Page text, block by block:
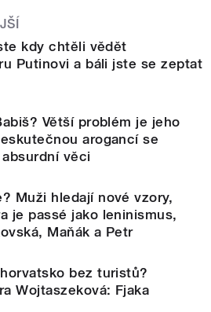
kdy chtěli vědět
Putinovi a báli jste se zeptat
Větší problém je jeho
arogancí se
věci
Muži hledají nové vzory,
je passé jako leninismus,
Maňák a Petr
bez turistů?
Wojtaszeková: Fjaka